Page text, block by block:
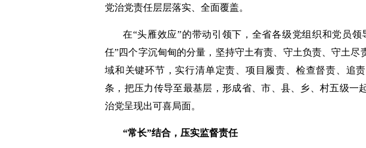
党治党责任层层落实、全面覆盖。
在“头雁效应”的带动引领下，全省各级党组织和党员
任”四个字沉甸甸的分量，坚持守土有责、守土负责、守土尽
域和关键环节，实行清单定责、项目履责、检查督责、追
条，把压力传导至最基层，形成省、市、县、乡、村五级一
治党呈现出可喜局面。
“常长”结合，压实监督责任